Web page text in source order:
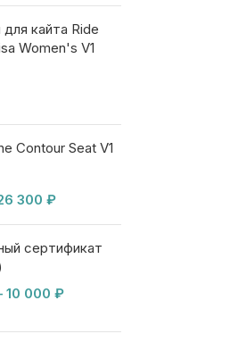
для кайта Ride
Women's V1
Contour Seat V1
300 ₽
сертификат
10 000 ₽